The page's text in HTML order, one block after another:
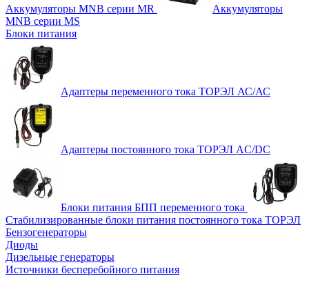
Аккумуляторы MNB серии MR
Аккумуляторы
MNB серии MS
Блоки питания
Адаптеры переменного тока ТОРЭЛ АС/АС
Адаптеры постоянного тока ТОРЭЛ AC/DC
Блоки питания БПП переменного тока
Стабилизированные блоки питания постоянного тока ТОРЭЛ
Бензогенераторы
Диоды
Дизельные генераторы
Источники бесперебойного питания